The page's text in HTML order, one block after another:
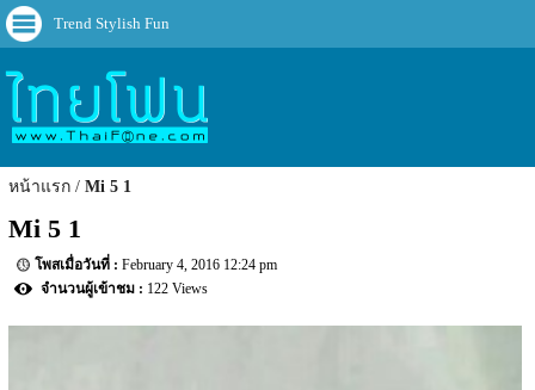
Trend Stylish Fun
หน้าแรก Mi 5 1
Mi 5 1
February 4, 2016 12:24 pm
122 Views